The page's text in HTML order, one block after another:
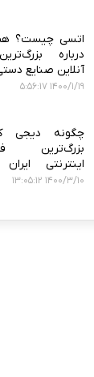
اتسی چیست؟
درباره
آنلاین صنایع
1400/1/19 5:56:17
چگونه دیجی‌
بزرگ‌ترین
اینترنتی
شد؟
1400/3/10 13:05:12